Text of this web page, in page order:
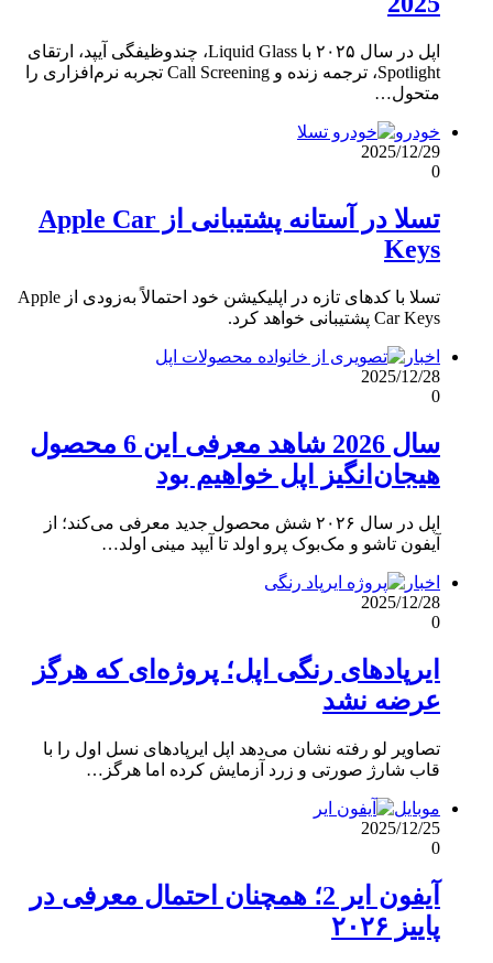
اپل در سال ۲۰۲۵ با Liquid Glass، چندوظیفگی آیپد، ارتقای
Spotlight، ترجمه زنده و Call Screening تجربه نرم‌افزاری را
متحول…
خودرو
2025/12/29
0
تسلا در آستانه پشتیبانی از Apple Car
Keys
تسلا با کدهای تازه در اپلیکیشن خود احتمالاً به‌زودی از Apple
Car Keys پشتیبانی خواهد کرد.
اخبار
2025/12/28
0
سال 2026 شاهد معرفی این 6 محصول
هیجان‌انگیز اپل خواهیم بود
اپل در سال ۲۰۲۶ شش محصول جدید معرفی می‌کند؛ از
آیفون تاشو و مک‌بوک پرو اولد تا آیپد مینی اولد…
اخبار
2025/12/28
0
ایرپادهای رنگی اپل؛ پروژه‌ای که هرگز
عرضه نشد
تصاویر لو رفته نشان می‌دهد اپل ایرپادهای نسل اول را با
قاب شارژ صورتی و زرد آزمایش کرده اما هرگز…
موبایل
2025/12/25
0
آیفون ایر 2؛ همچنان احتمال معرفی در
پاییز ۲۰۲۶